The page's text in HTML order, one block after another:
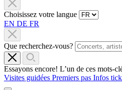
Choisissez votre langue
EN DE FR
Que recherchez-vous?
Essayons encore! L’un de ces mots-
Visites guidées Premiers pas Infos